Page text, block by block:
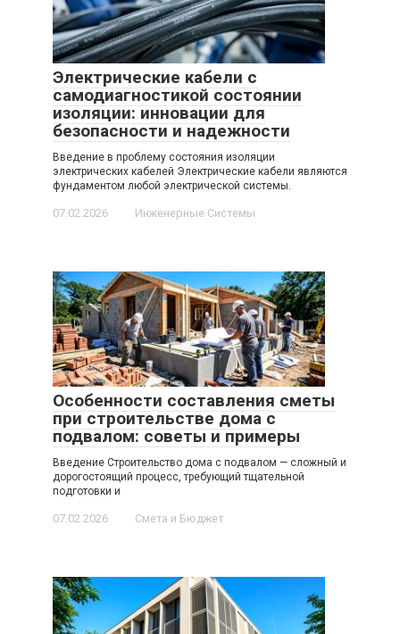
Электрические кабели с
самодиагностикой состоянии
изоляции: инновации для
безопасности и надежности
Введение в проблему состояния изоляции
электрических кабелей Электрические кабели являются
фундаментом любой электрической системы.
07.02.2026 Инженерные Системы
Особенности составления сметы
при строительстве дома с
подвалом: советы и примеры
Введение Строительство дома с подвалом — сложный и
дорогостоящий процесс, требующий тщательной
подготовки и
07.02.2026 Смета и Бюджет